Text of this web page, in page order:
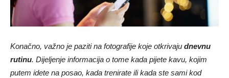
Konačno, važno je paziti na fotografije koje otkrivaju dnevnu
rutinu. Dijeljenje informacija o tome kada pijete kavu, kojim
putem idete na posao, kada trenirate ili kada ste sami kod